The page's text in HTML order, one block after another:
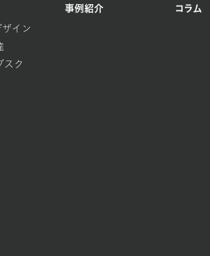
イン
スク
事例紹介 コラム